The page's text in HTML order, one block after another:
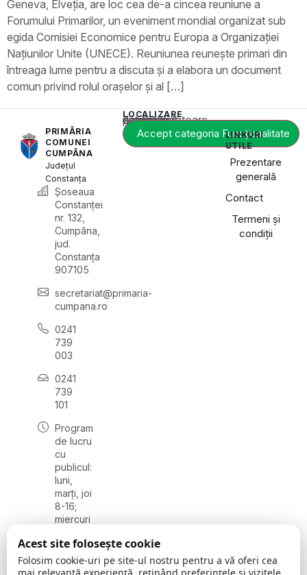
Geneva, Elveția, are loc cea de-a cincea reuniune a
Forumului Primarilor, un eveniment mondial organizat sub
egida Comisiei Economice pentru Europa a Organizației
Națiunilor Unite (UNECE). Reuniunea reunește primari din
întreaga lume pentru a discuta și a elabora un document
comun privind rolul orașelor și al […]
PRIMĂRIA
COMUNEI
CUMPĂNA
Județul
Constanța
Șoseaua
Constanței
nr. 132,
Cumpăna,
jud.
Constanța
907105
secretariat@primaria-
cumpana.ro
0241
739
003
0241
739
101
Program
de lucru
cu
publicul:
luni,
marți, joi
8-16;
miercuri
vineri 8-
14
LOCALIZARE
Acest conținut este blocat până când acceptați categoria corespunzătoare de cookie-uri.
Accept categoria Funcționalitate
LINKURI
UTILE
Prezentare
generală
Contact
Termeni și
condiții
Acest site folosește cookie
Folosim cookie-uri pe site-ul nostru pentru a vă oferi cea